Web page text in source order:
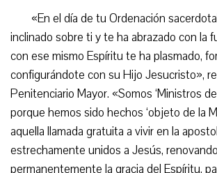
«En el día de tu Ordenación
inclinado sobre ti y te ha abrazado con la
con ese mismo Espíritu te ha plasmado,
configurándote con su Hijo Jesucristo»,
Penitenciario Mayor. «Somos ‘Ministros
porque hemos sido hechos ‘objeto de la
aquella llamada gratuita a vivir en la
estrechamente unidos a Jesús, renovando
permanentemente la gracia del Espíritu,